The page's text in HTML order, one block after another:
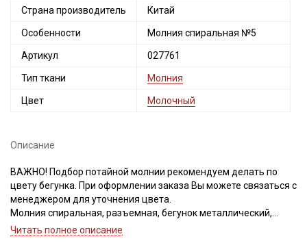
Страна производитель Китай
Особенности Молния спиральная №5
Артикул 027761
Тип ткани Молния
Цвет Молочный
Описание
ВАЖНО! Подбор потайной молнии рекомендуем делать по
цвету бегунка. При оформлении заказа Вы можете связаться с
менеджером для уточнения цвета.
Молния спиральная, разъемная, бегунок металлический,
номер соответствует ширине зубьев
Читать полное описание
Мы публикуем здесь дополнительные
категории тканей
Подписаться
данныхи даюСогласие на обработку персональных